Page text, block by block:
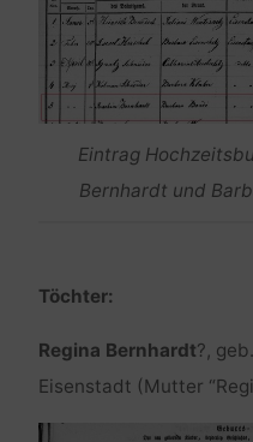
Eintrag
Bernhardt und
Töchter:
Regina Bernhardt?,
Eisenstadt (Mutter